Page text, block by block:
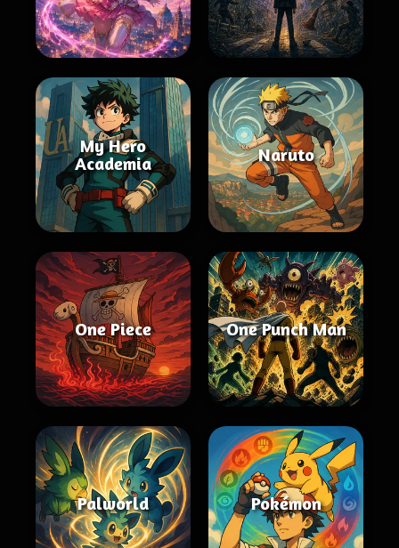
My Hero
Academia
Naruto
One Piece One Punch Man
Palworld Pokémon